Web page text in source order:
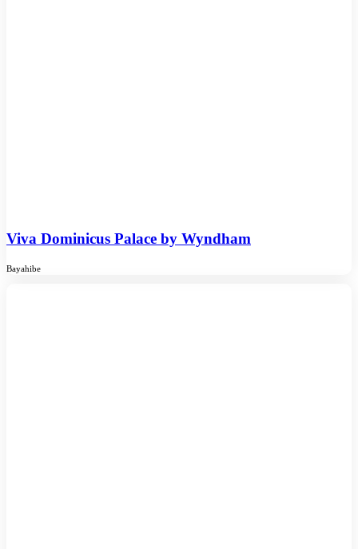
Viva Dominicus Palace by Wyndham
Bayahibe